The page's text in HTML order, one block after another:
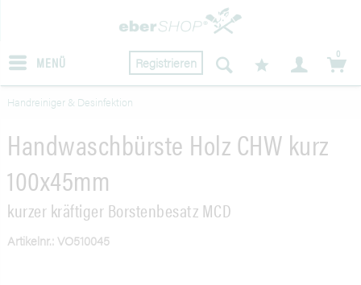
MENÜ Registrieren
0
Handreiniger & Desinfektion
Handwaschbürste Holz CHW kurz
100x45mm
kurzer kräftiger Borstenbesatz MCD
Artikelnr.: VO510045